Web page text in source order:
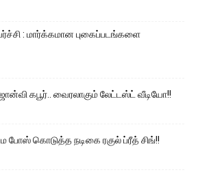
: மார்க்கமான புகைப்படங்களை
கபூர்.. வைரலாகும் லேட்டஸ்ட் வீடியோ!!
போஸ் கொடுத்த நடிகை ரகுல் ப்ரீத் சிங்!!